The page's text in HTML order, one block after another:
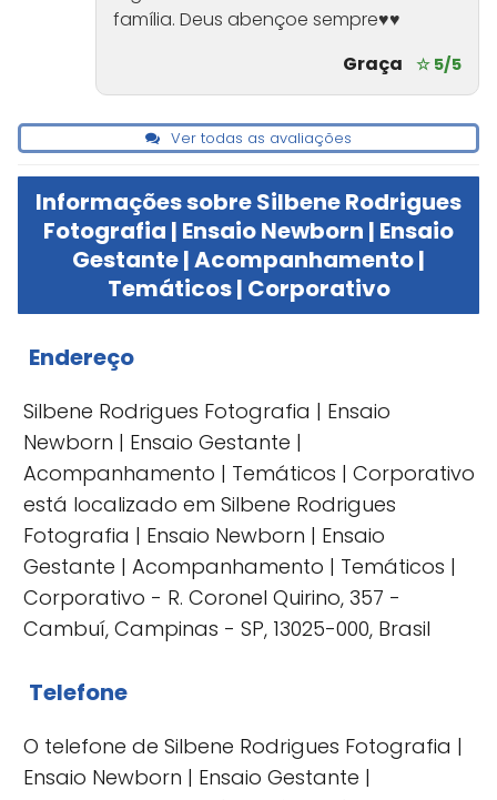
família. Deus abençoe sempre♥️♥️
Graça
☆ 5/5
Ver todas as avaliações
Informações sobre Silbene Rodrigues
Fotografia | Ensaio Newborn | Ensaio
Gestante | Acompanhamento |
Temáticos | Corporativo
Endereço
Silbene Rodrigues Fotografia | Ensaio
Newborn | Ensaio Gestante |
Acompanhamento | Temáticos | Corporativo
está localizado em Silbene Rodrigues
Fotografia | Ensaio Newborn | Ensaio
Gestante | Acompanhamento | Temáticos |
Corporativo - R. Coronel Quirino, 357 -
Cambuí, Campinas - SP, 13025-000, Brasil
Telefone
O telefone de Silbene Rodrigues Fotografia |
Ensaio Newborn | Ensaio Gestante |